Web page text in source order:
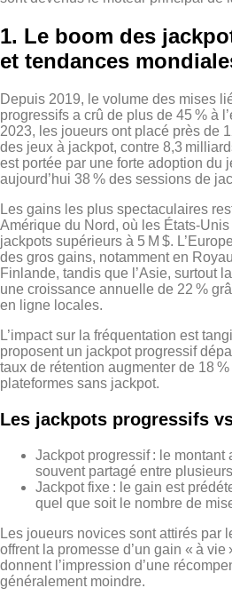
1. Le boom des
et tendances
Depuis 2019, le volume des mises
progressifs a crû de plus de 45 % à
2023, les joueurs ont placé près de
des jeux à jackpot, contre 8,3
est portée par une forte adoption du
aujourd’hui 38 % des sessions de
Les gains les plus spectaculaires
Amérique du Nord, où les
jackpots supérieurs à 5 M $.
des gros gains, notamment en
Finlande, tandis que l’Asie, surtout
une croissance annuelle de 22 %
en ligne locales.
L’impact sur la fréquentation est
proposent un jackpot progressif
taux de rétention augmenter de 18
plateformes sans jackpot.
Les jackpots progressifs
Jackpot progressif : le montant
souvent partagé entre
Jackpot fixe : le gain est
quel que soit le nombre de
Les joueurs novices sont attirés par
offrent la promesse d’un gain « à
donnent l’impression d’une
généralement moindre.